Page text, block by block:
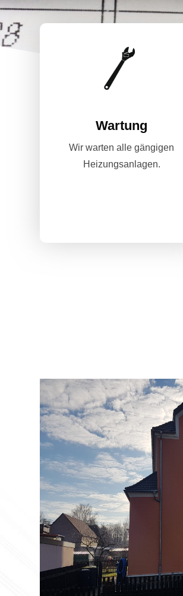
Wartung
Wir warten alle gängigen
Heizungsanlagen.